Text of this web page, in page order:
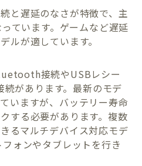
と遅延のなさが特徴で、主
ています。ゲームなど遅延
ルが適しています。
接続やUSBレシー
があります。最新のモデ
いますが、バッテリー寿命
する必要があります。複数
るマルチデバイス対応モデ
ォンやタブレットを行き